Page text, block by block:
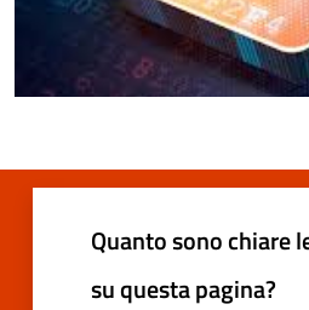
Quanto sono chiare
su questa pagina?